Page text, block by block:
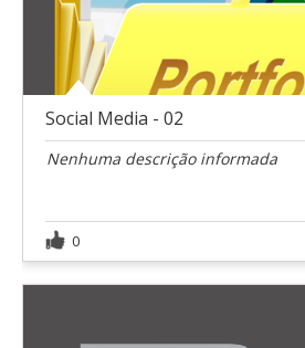
Social Media - 02
Nenhuma descrição informada
0